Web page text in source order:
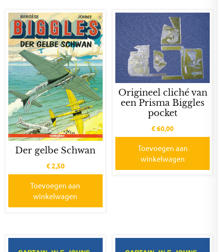
Der gelbe Schwan
€2,50
Toevoegen aan
winkelwagen
Origineel cliché van
een Prisma Biggles
pocket
€60,00
Toevoegen aan
winkelwagen